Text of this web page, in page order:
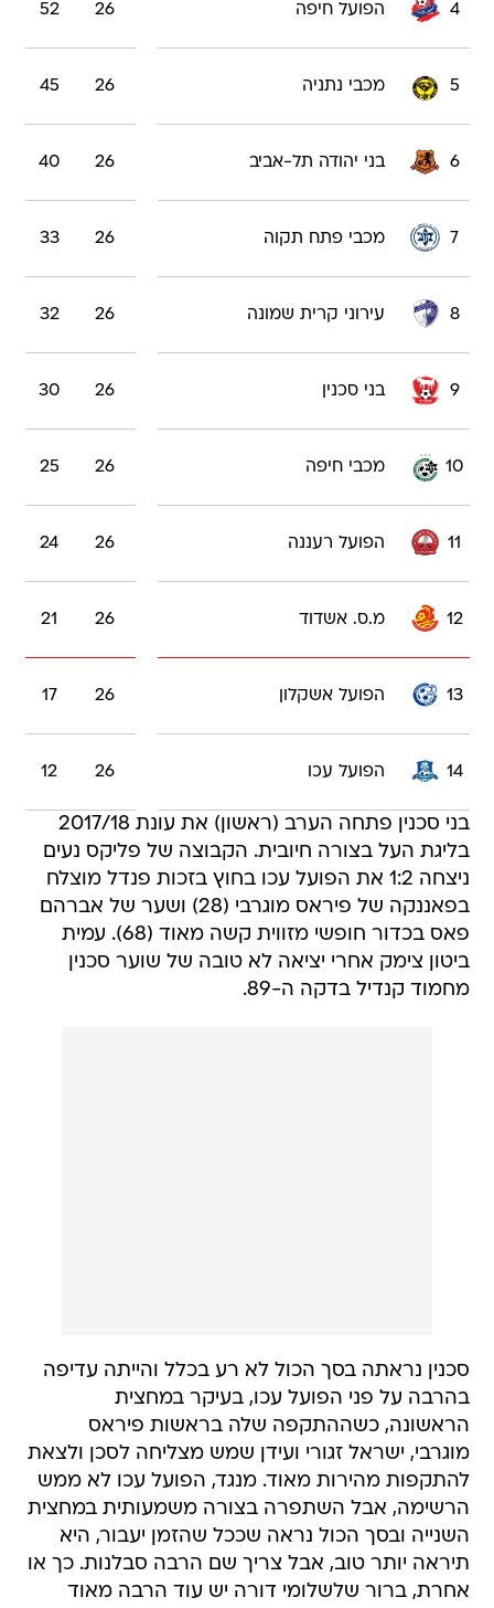
4 הפועל חיפה 26
52
5 מכבי נתניה 26
45
6 בני יהודה תל-אביב 26
40
7 מכבי פתח תקוה 26
33
8 עירוני קרית שמונה 26
32
9 בני סכנין 26
30
10 מכבי חיפה 26
25
11 הפועל רעננה 26
24
12 מ.ס. אשדוד 26
21
13 הפועל אשקלון 26
17
14 הפועל עכו 26
12
בני סכנין פתחה הערב (ראשון) את עונת 2017/18
בליגת העל בצורה חיובית. הקבוצה של פליקס נעים
ניצחה 1:2 את הפועל עכו בחוץ בזכות פנדל מוצלח
בפאננקה של פיראס מוגרבי (28) ושער של אברהם
פאס בכדור חופשי מזווית קשה מאוד (68). עמית
ביטון צימק אחרי יציאה לא טובה של שוער סכנין
מחמוד קנדיל בדקה ה-89.
סכנין נראתה בסך הכול לא רע בכלל והייתה עדיפה
בהרבה על פני הפועל עכו, בעיקר במחצית
הראשונה, כשההתקפה שלה בראשות פיראס
מוגרבי, ישראל זגורי ועידן שמש מצליחה לסכן ולצאת
להתקפות מהירות מאוד. מנגד, הפועל עכו לא ממש
הרשימה, אבל השתפרה בצורה משמעותית במחצית
השנייה ובסך הכול נראה שככל שהזמן יעבור, היא
תיראה יותר טוב, אבל צריך שם הרבה סבלנות. כך או
אחרת, ברור שלשלומי דורה יש עוד הרבה מאוד